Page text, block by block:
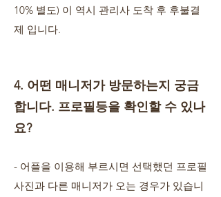
10% 별도) 이 역시 관리사 도착 후 후불결
제 입니다.
4. 어떤 매니저가 방문하는지 궁금
합니다. 프로필등을 확인할 수 있나
요?
- 어플을 이용해 부르시면 선택했던 프로필
사진과 다른 매니저가 오는 경우가 있습니